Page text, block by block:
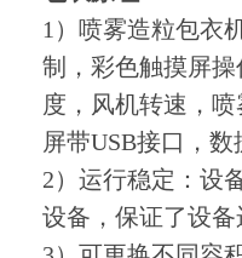
1）喷雾造粒包衣
制，彩色触摸屏
度，风机转速，
屏带USB接口，
2）运行稳定：设
设备，保证了设